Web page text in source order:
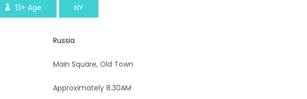
13+ Age NY
Russia
Main Square, Old Town
Approximately 8.30AM